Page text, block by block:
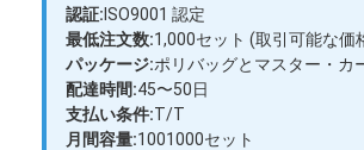
私達に連絡しなさい
場合
今からお話し
認証: ISO9001 認定
最低注文数:1,000セット (取引可能な価
パッケージ:ポリバッグとマスター・カ
配達時間:45〜50日
支払い条件:T/T
月間容量:1001000セット